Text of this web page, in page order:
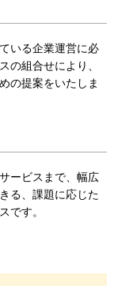
いる企業運営に必
の組合せにより、
の提案をいたしま
ービスまで、幅広
る、課題に応じた
です。